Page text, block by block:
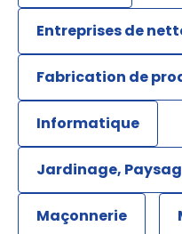
Entreprises de
Fabrication de
Informatique
Jardinage,
Maçonnerie